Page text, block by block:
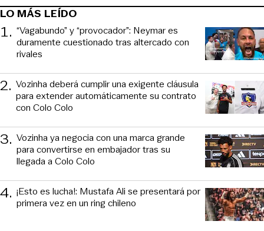
LO MÁS LEÍDO
1. “Vagabundo” y “provocador”: Neymar es
duramente cuestionado tras altercado con
rivales
2. Vozinha deberá cumplir una exigente cláusula
para extender automáticamente su contrato
con Colo Colo
3. Vozinha ya negocia con una marca grande
para convertirse en embajador tras su
llegada a Colo Colo
4. ¡Esto es lucha!: Mustafa Ali se presentará por
primera vez en un ring chileno